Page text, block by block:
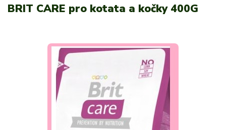
BRIT CARE pro kotata a kočky 400G